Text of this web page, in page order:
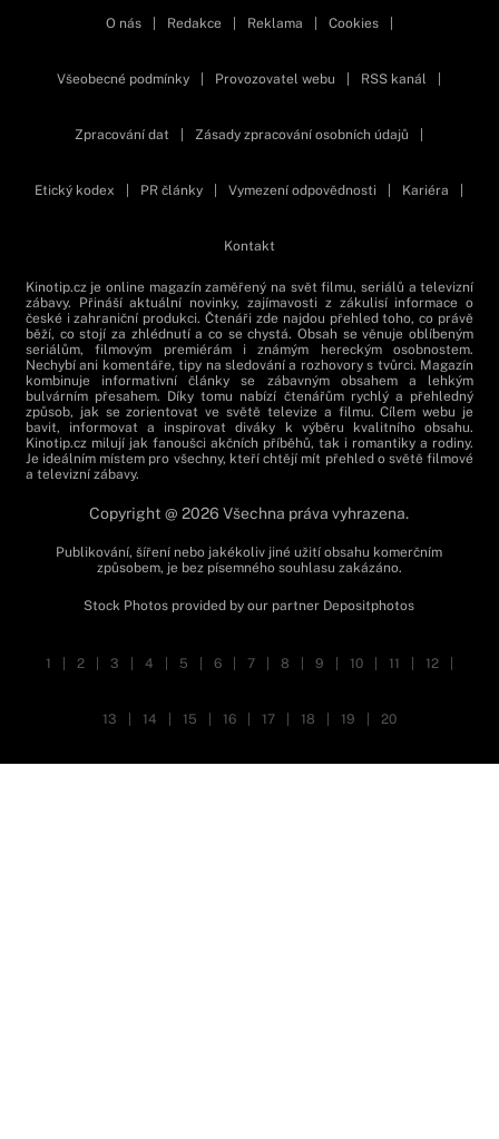
O nás Redakce Reklama Cookies
Všeobecné podmínky Provozovatel webu RSS kanál
Zpracování dat Zásady zpracování osobních údajů
Etický kodex PR články Vymezení odpovědnosti Kariéra
Kontakt
Kinotip.cz je online magazín zaměřený na svět filmu, seriálů a televizní
zábavy. Přináší aktuální novinky, zajímavosti z zákulisí informace o
české i zahraniční produkci. Čtenáři zde najdou přehled toho, co právě
běží, co stojí za zhlédnutí a co se chystá. Obsah se věnuje oblíbeným
seriálům, filmovým premiérám i známým hereckým osobnostem.
Nechybí ani komentáře, tipy na sledování a rozhovory s tvůrci. Magazín
kombinuje informativní články se zábavným obsahem a lehkým
bulvárním přesahem. Díky tomu nabízí čtenářům rychlý a přehledný
způsob, jak se zorientovat ve světě televize a filmu. Cílem webu je
bavit, informovat a inspirovat diváky k výběru kvalitního obsahu.
Kinotip.cz milují jak fanoušci akčních příběhů, tak i romantiky a rodiny.
Je ideálním místem pro všechny, kteří chtějí mít přehled o světě filmové
a televizní zábavy.
Copyright @ 2026 Všechna práva vyhrazena.
Publikování, šíření nebo jakékoliv jiné užití obsahu komerčním
způsobem, je bez písemného souhlasu zakázáno.
Stock Photos provided by our partner Depositphotos
1 2 3 4 5 6 7 8 9 10 11 12
13 14 15 16 17 18 19 20